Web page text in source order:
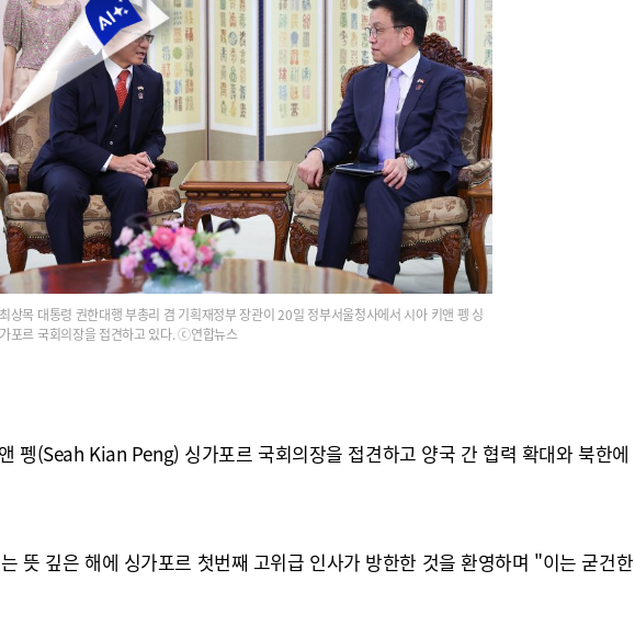
최상목 대통령 권한대행 부총리 겸 기획재정부 장관이 20일 정부서울청사에서 시아 키앤 펭 싱
가포르 국회의장을 접견하고 있다. ⓒ연합뉴스
펭(Seah Kian Peng) 싱가포르 국회의장을 접견하고 양국 간 협력 확대와 북한
뜻 깊은 해에 싱가포르 첫번째 고위급 인사가 방한한 것을 환영하며 "이는 굳건